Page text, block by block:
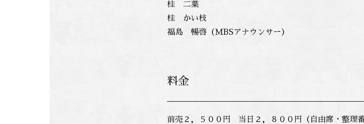
桂 二葉
桂 かい枝
福島 暢啓（MBSアナウンサー）
料金
前売２，５００円 当日２，８００円（自由席・整理番